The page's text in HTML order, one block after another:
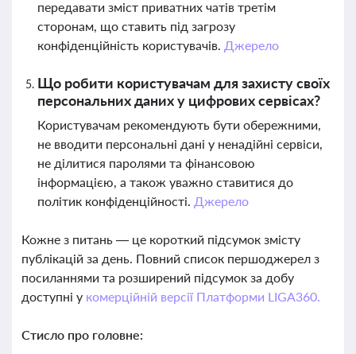
передавати зміст приватних чатів третім
сторонам, що ставить під загрозу
конфіденційність користувачів. Джерело
Що робити користувачам для захисту своїх
персональних даних у цифрових сервісах?
Користувачам рекомендують бути обережними,
не вводити персональні дані у ненадійні сервіси,
не ділитися паролями та фінансовою
інформацією, а також уважно ставитися до
політик конфіденційності. Джерело
Кожне з питань — це короткий підсумок змісту
публікацій за день. Повний список першоджерел з
посиланнями та розширений підсумок за добу
доступні у комерційній версії Платформи LIGA360.
Стисло про головне: